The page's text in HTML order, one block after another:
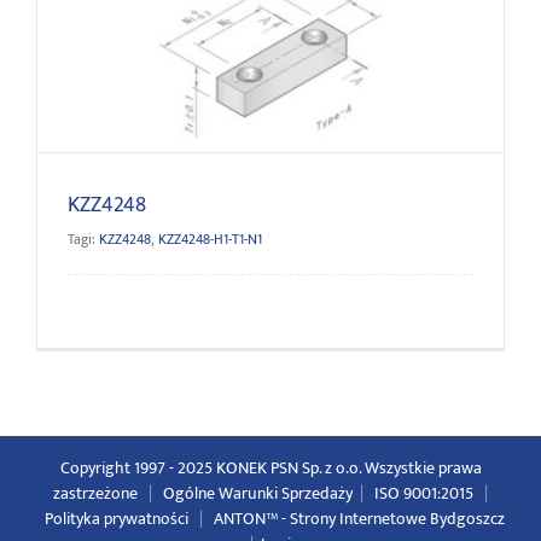
KZZ4248
Tagi: KZZ4248, KZZ4248-H1-T1-N1
Copyright 1997 - 2025 KONEK PSN Sp. z o.o. Wszystkie prawa
zastrzeżone | Ogólne Warunki Sprzedaży | ISO 9001:2015 |
Polityka prywatności | ANTON™ -Strony Internetowe Bydgoszcz